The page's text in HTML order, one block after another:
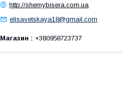
http://shemybisera.com.ua
elisavetskaya18@gmail.com
Магазин +380958723737